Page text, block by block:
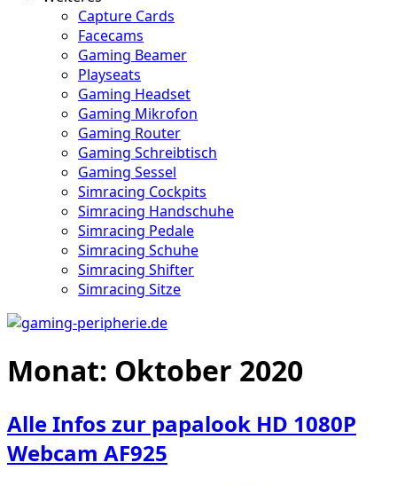
Capture Cards
Facecams
Gaming Beamer
Playseats
Gaming Headset
Gaming Mikrofon
Gaming Router
Gaming Schreibtisch
Gaming Sessel
Simracing Cockpits
Simracing Handschuhe
Simracing Pedale
Simracing Schuhe
Simracing Shifter
Simracing Sitze
Monat: Oktober 2020
Alle Infos zur papalook HD 1080P
Webcam AF925